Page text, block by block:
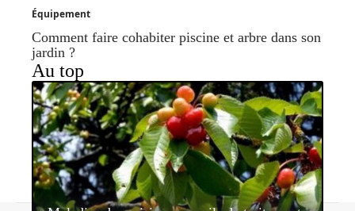
Équipement
Comment faire cohabiter piscine et arbre dans son
jardin ?
Au top